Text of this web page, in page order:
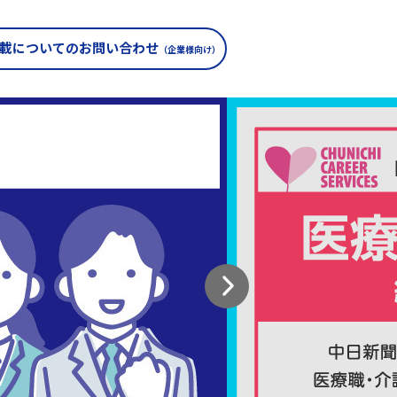
についてのお問い合わせ （企業様向け）